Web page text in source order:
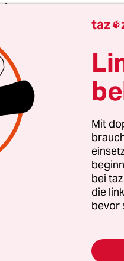
ernannten an
erzeugten damit
Marco Buschmann
taz 
Mit
bei
die
bevor